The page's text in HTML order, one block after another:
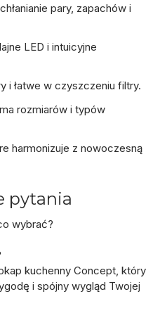
pary, zapachów i
LED i intuicyjne
i łatwe w czyszczeniu filtry.
rozmiarów i typów
harmonizuje z nowoczesną
pytania
wybrać?
kuchenny Concept , który
i spójny wygląd Twojej